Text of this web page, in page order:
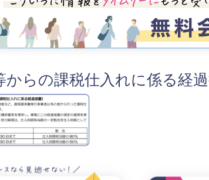
からの課税仕入れに係る経